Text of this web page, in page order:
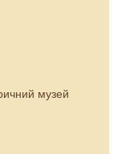
музей